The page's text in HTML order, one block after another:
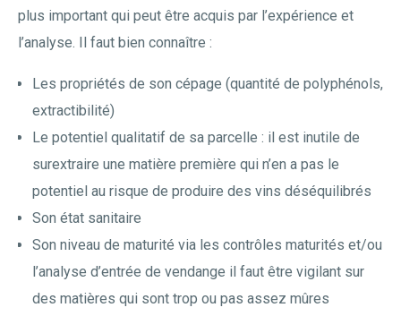
plus important qui peut être acquis par l’expérience et
l’analyse. Il faut bien connaître :
Les propriétés de son cépage (quantité de polyphénols,
extractibilité)
Le potentiel qualitatif de sa parcelle : il est inutile de
surextraire une matière première qui n’en a pas le
potentiel au risque de produire des vins déséquilibrés
Son état sanitaire
Son niveau de maturité via les contrôles maturités et/ou
l’analyse d’entrée de vendange il faut être vigilant sur
des matières qui sont trop ou pas assez mûres